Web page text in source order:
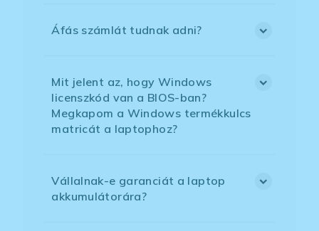
Áfás számlát tudnak adni?
Mit jelent az, hogy Windows
licenszkód van a BIOS-ban?
Megkapom a Windows termékkulcs
matricát a laptophoz?
Vállalnak-e garanciát a laptop
akkumulátorára?